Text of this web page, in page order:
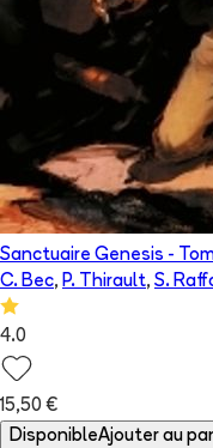
Sanctuaire Genesis -
C. Bec, P. Thirault, S.
4.0
15,50 €
DisponibleAjouter au